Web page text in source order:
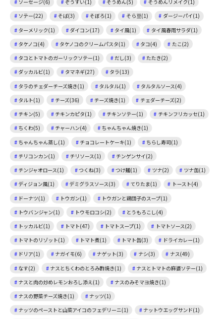
ソーセージ(6) ぞうすい(1) そうめん(5)
そうめんリメイク(1)
ソテー(22)
そば(3) そぼろ(1) そら豆(1)
ダージーパイ(1)
ターメリック(1)
ダイコン(17) タイ風(1)
タイ風春雨サラダ(1)
タケノコ(4)
タケノコのクリームパスタ(1) タコ(4)
たこ(2)
タコとトマトのガーリックソテー(1)
だし(3)
たたき(2)
ダッカルビ(1)
タマネギ(27)
タラ(13)
タラのチェダーチーズ焼き(1)
タルタル(1)
タルタルソース(4)
タルト(1)
チーズ(36) チーズ焼き(1)
チェダーチーズ(2)
チキン(5)
チキンカピタ(1) チキンソテー(1)
チキンフリカッセ(1)
ちくわ(5)
チャーハン(4)
ちゃんちゃん焼き(1)
ちゃんちゃん蒸し(1)
チョコレートケーキ(1)
ちらし寿司(1)
チリコンカン(1)
チリソース(1)
チンゲンサイ(2)
チンジャオロース(1)
つくね(3) つけ麺(1) ツナ(2)
ツナ缶(1)
ディジョン風(1)
デミグラスソース(3) てりたま(1)
トースト(4)
ドーナツ(1)
トウガン(1)
トウガンと鶏団子のスープ(1)
トウバンジャン(1)
トウモロコシ(2)
とうもろこし(4)
トッカルビ(1)
トマト(47) トマトスープ(1)
トマトソース(2)
トマトのリゾット(1)
トマト煮(1) トマト缶(3)
ドライカレー(1)
ドリア(1)
ナガイモ(6) ナゲット(3) ナシ(3)
ナス(49)
なす(2)
ナスとちくわのとろみ酢焼き(1)
ナスとトマトの麻婆ソテー(1)
ナスと肉の炒めレモンおろし添え(1)
ナスのみそマヨ焼き(1)
ナスの野菜チーズ焼き(1)
ナッツ(1)
ナッツのペーストと山菜アイコのフェデリーニ(1)
ナットウエッグサンド(1)